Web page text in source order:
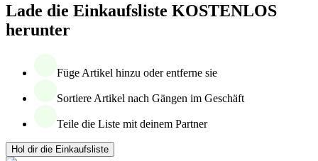
Lade die Einkaufsliste KOSTENLOS
herunter
Füge Artikel hinzu oder entferne sie
Sortiere Artikel nach Gängen im Geschäft
Teile die Liste mit deinem Partner
Hol dir die Einkaufsliste